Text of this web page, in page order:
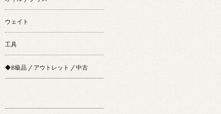
ウェイト
工具
◆B級品 / アウトレット / 中古